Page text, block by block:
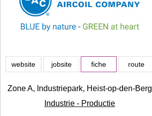
website jobsite fiche route
Zone A, Industriepark, Heist-op-den-Berg
Industrie - Productie